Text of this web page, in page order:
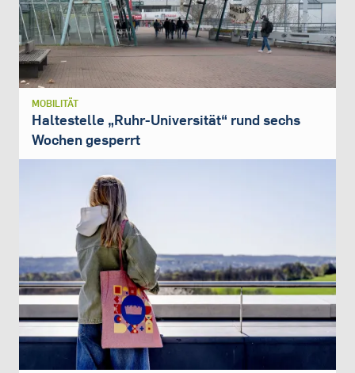
MOBILITÄT
Haltestelle „Ruhr-Universität“ rund sechs
Wochen gesperrt